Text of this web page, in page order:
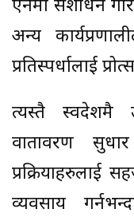
ऐनमा संशोधन
अन्य
प्रतिस्पर्धालाई
त्यस्तै स्वदेशमै
वातावरण
प्रक्रियाहरुलाई
व्यवसाय